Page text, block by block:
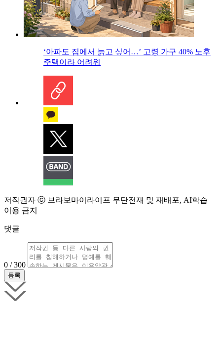
‘아파도 집에서 늙고 싶어…’ 고령 가구 40% 노후
주택이라 어려워
저작권자 ⓒ 브라보마이라이프 무단전재 및 재배포, AI학습
이용 금지
댓글
0 / 300